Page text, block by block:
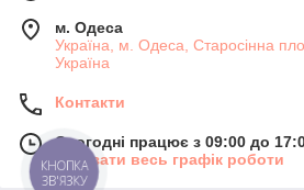
м. Одеса
Україна, м. Одеса, Старосінна
Україна
Контакти
Сьогодні працює з 09:00 до
Показати весь графік роботи
КНОПКА
ЗВ'ЯЗКУ